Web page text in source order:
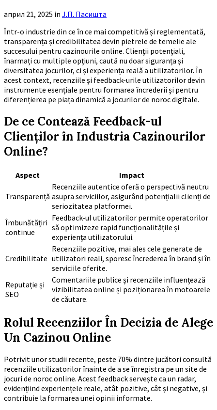
април 21, 2025 in Ј.П. Пасишта
Într-o industrie din ce în ce mai competitivă și reglementată,
transparența și credibilitatea devin pietrele de temelie ale
succesului pentru cazinourile online. Clienții potențiali,
înarmați cu multiple opțiuni, caută nu doar siguranța și
diversitatea jocurilor, ci și experiența reală a utilizatorilor. În
acest context, recenziile și feedback-urile utilizatorilor devin
instrumente esențiale pentru formarea încrederii și pentru
diferențierea pe piața dinamică a jocurilor de noroc digitale.
De ce Contează Feedback-ul
Clienților în Industria Cazinourilor
Online?
Aspect Impact
Transparență
Recenziile autentice oferă o perspectivă neutru
asupra serviciilor, asigurând potențialii clienți de
seriozitatea platformei.
Îmbunătățiri
continue
Feedback-ul utilizatorilor permite operatorilor
să optimizeze rapid funcționalitățile și
experiența utilizatorului.
Credibilitate
Recenziile pozitive, mai ales cele generate de
utilizatori reali, sporesc încrederea în brand și în
serviciile oferite.
Reputație și
SEO
Comentariile publice și recenziile influențează
vizibilitatea online și poziționarea în motoarele
de căutare.
Rolul Recenziilor În Decizia de Alege
Un Cazinou Online
Potrivit unor studii recente, peste 70% dintre jucători consultă
recenziile utilizatorilor înainte de a se înregistra pe un site de
jocuri de noroc online. Acest feedback servește ca un radar,
evidențiind experiențele reale, atât pozitive, cât și negative, și
contribuie la formarea unei opinii informate.